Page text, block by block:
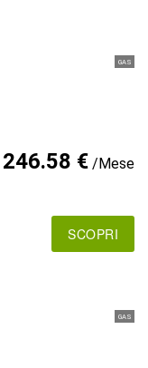
GAS
246.58 €/Mese
SCOPRI
GAS